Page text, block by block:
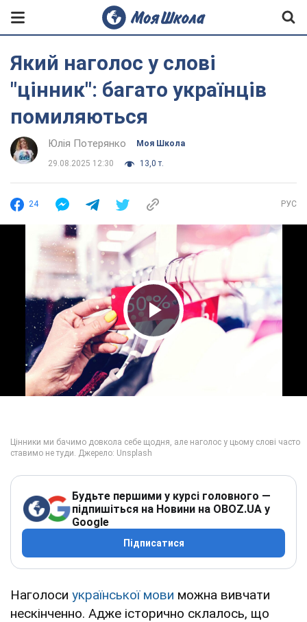
Який наголос у слові
"цінник": багато українців
помиляються
Юлія Потерянко Моя Школа
29.08.2025 12:30 13,0 т.
24 РУС
Play Video
Будьте першими у курсі головного —
підпишіться на Новини на OBOZ.UA у
Google
Підписатися
Наголоси української мови можна вивчати
нескінченно. Адже історично склалось, що